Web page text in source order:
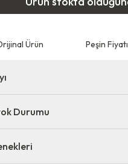
Ürün Peşin
Durumu